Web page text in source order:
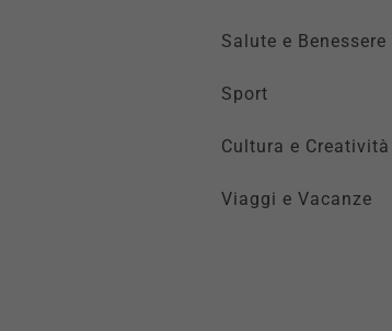
Salute e Benessere
Sport
Cultura e Creatività
Viaggi e Vacanze